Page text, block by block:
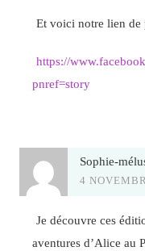
Et voici notre lien de
https://
pnref=story
Sophie-
4
Je découvre ces
aventures d’Alice au